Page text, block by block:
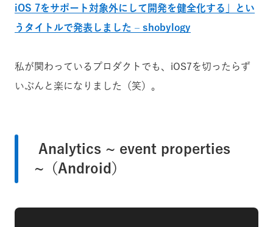
iOS 7をサポート対象外にして開発を健全化する」とい
うタイトルで発表しました – shobylogy
私が関わっているプロダクトでも、iOS7を切ったらず
いぶんと楽になりました（笑）。
Analytics ~ event properties
~（Android）